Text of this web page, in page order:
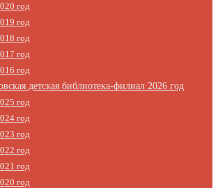
год
год
год
год
год
детская библиотека-филиал 2026 год
год
год
год
год
год
год